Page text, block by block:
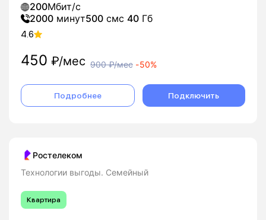
200Мбит/с
2000 минут500 смс 40 Гб
4.6
450 ₽/мес 900₽/мес -50%
Подробнее Подключить
Ростелеком
Технологии выгоды. Семейный
Квартира